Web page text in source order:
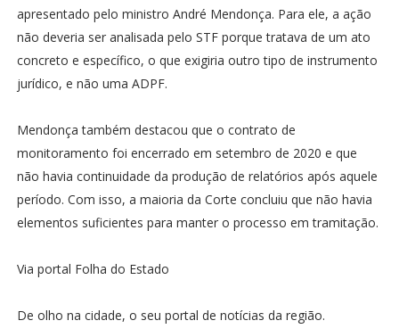
apresentado pelo ministro André Mendonça. Para ele, a ação
não deveria ser analisada pelo STF porque tratava de um ato
concreto e específico, o que exigiria outro tipo de instrumento
jurídico, e não uma ADPF.
Mendonça também destacou que o contrato de
monitoramento foi encerrado em setembro de 2020 e que
não havia continuidade da produção de relatórios após aquele
período. Com isso, a maioria da Corte concluiu que não havia
elementos suficientes para manter o processo em tramitação.
Via portal Folha do Estado
De olho na cidade, o seu portal de notícias da região.